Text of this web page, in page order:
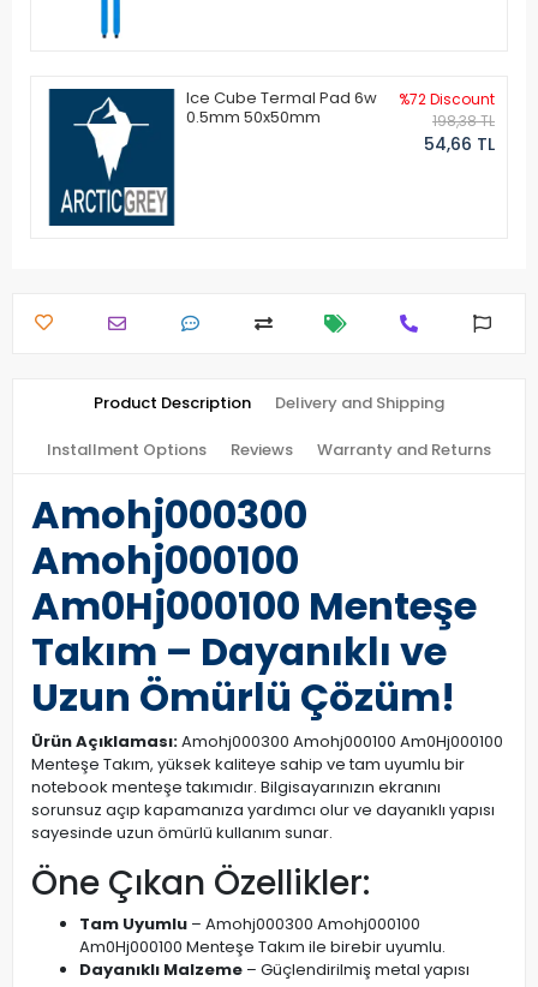
Ice Cube Termal Pad 6w
0.5mm 50x50mm
%72 Discount
198,38 TL
54,66 TL
Product Description Delivery and Shipping
Installment Options Reviews Warranty and Returns
Amohj000300
Amohj000100
Am0Hj000100 Menteşe
Takım – Dayanıklı ve
Uzun Ömürlü Çözüm!
Ürün Açıklaması:Amohj000300 Amohj000100 Am0Hj000100
Menteşe Takım, yüksek kaliteye sahip ve tam uyumlu bir
notebook menteşe takımıdır. Bilgisayarınızın ekranını
sorunsuz açıp kapamanıza yardımcı olur ve dayanıklı yapısı
sayesinde uzun ömürlü kullanım sunar.
Öne Çıkan Özellikler:
Tam Uyumlu – Amohj000300 Amohj000100
Am0Hj000100 Menteşe Takım ile birebir uyumlu.
Dayanıklı Malzeme – Güçlendirilmiş metal yapısı